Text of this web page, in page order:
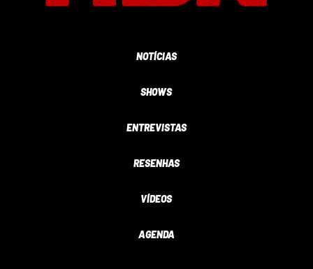
NOTÍCIAS
SHOWS
ENTREVISTAS
RESENHAS
VÍDEOS
AGENDA